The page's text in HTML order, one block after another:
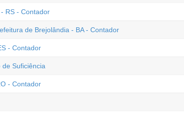
RS - Contador
de Brejolândia - BA - Contador
- Contador
de Suficiência
- Contador